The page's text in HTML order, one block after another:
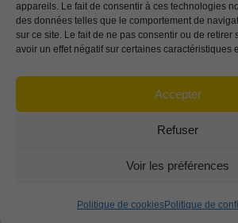
appareils. Le fait de consentir à ces technologies
des données telles que le comportement de
sur ce site. Le fait de ne pas consentir ou de retirer
avoir un effet négatif sur certaines caractéristiques
Accepter
Refuser
Voir les préférences
Politique de cookiesPolitique de
Contactez-nous
CERTIFICAT CE
Ortho Cape 172 impasse Louis Lépine 82000
info@ortho-cape.com- +33 5 63
confidentialité
légales